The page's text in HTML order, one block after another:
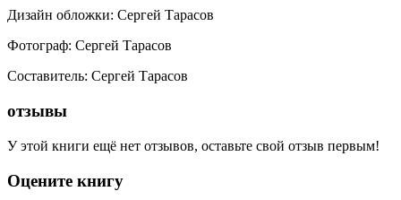
Дизайн обложки: Сергей Тарасов
Фотограф: Сергей Тарасов
Составитель: Сергей Тарасов
отзывы
У этой книги ещё нет отзывов, оставьте свой отзыв первым!
Оцените книгу